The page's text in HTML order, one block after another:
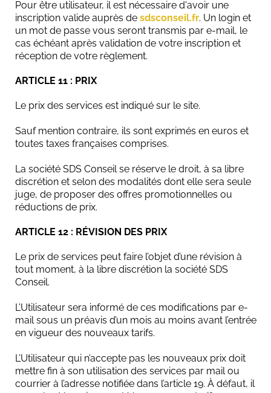
Pour être utilisateur, il est nécessaire d'avoir une
inscription valide auprès de sdsconseil.fr. Un login et
un mot de passe vous seront transmis par e-mail, le
cas échéant après validation de votre inscription et
réception de votre règlement.
ARTICLE 11 : PRIX
Le prix des services est indiqué sur le site.
Sauf mention contraire, ils sont exprimés en euros et
toutes taxes françaises comprises.
La société SDS Conseil se réserve le droit, à sa libre
discrétion et selon des modalités dont elle sera seule
juge, de proposer des offres promotionnelles ou
réductions de prix.
ARTICLE 12 : RÉVISION DES PRIX
Le prix de services peut faire l’objet d’une révision à
tout moment, à la libre discrétion la société SDS
Conseil.
L’Utilisateur sera informé de ces modifications par e-
mail sous un préavis d’un mois au moins avant l’entrée
en vigueur des nouveaux tarifs.
L’Utilisateur qui n’accepte pas les nouveaux prix doit
mettre fin à son utilisation des services par mail ou
courrier à l’adresse notifiée dans l’article 19. À défaut, il